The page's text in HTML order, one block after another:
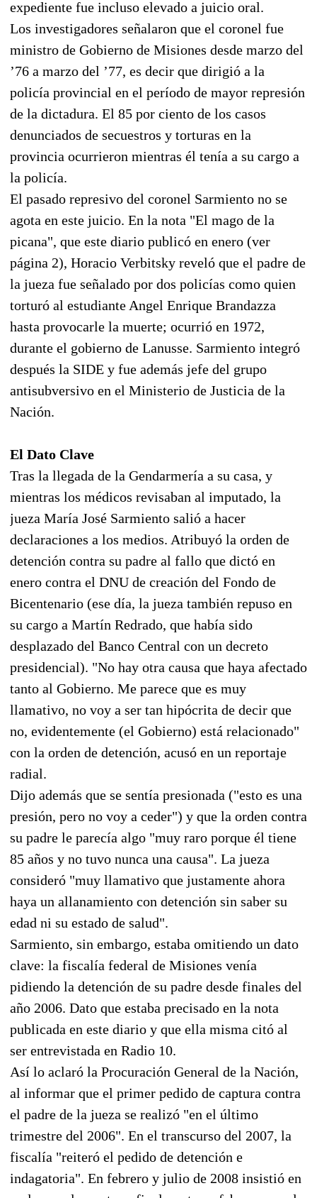
expediente fue incluso elevado a juicio oral.
Los investigadores señalaron que el coronel fue
ministro de Gobierno de Misiones desde marzo del
’76 a marzo del ’77, es decir que dirigió a la
policía provincial en el período de mayor represión
de la dictadura. El 85 por ciento de los casos
denunciados de secuestros y torturas en la
provincia ocurrieron mientras él tenía a su cargo a
la policía.
El pasado represivo del coronel Sarmiento no se
agota en este juicio. En la nota "El mago de la
picana", que este diario publicó en enero (ver
página 2), Horacio Verbitsky reveló que el padre de
la jueza fue señalado por dos policías como quien
torturó al estudiante Angel Enrique Brandazza
hasta provocarle la muerte; ocurrió en 1972,
durante el gobierno de Lanusse. Sarmiento integró
después la SIDE y fue además jefe del grupo
antisubversivo en el Ministerio de Justicia de la
Nación.
El Dato Clave
Tras la llegada de la Gendarmería a su casa, y
mientras los médicos revisaban al imputado, la
jueza María José Sarmiento salió a hacer
declaraciones a los medios. Atribuyó la orden de
detención contra su padre al fallo que dictó en
enero contra el DNU de creación del Fondo de
Bicentenario (ese día, la jueza también repuso en
su cargo a Martín Redrado, que había sido
desplazado del Banco Central con un decreto
presidencial). "No hay otra causa que haya afectado
tanto al Gobierno. Me parece que es muy
llamativo, no voy a ser tan hipócrita de decir que
no, evidentemente (el Gobierno) está relacionado"
con la orden de detención, acusó en un reportaje
radial.
Dijo además que se sentía presionada ("esto es una
presión, pero no voy a ceder") y que la orden contra
su padre le parecía algo "muy raro porque él tiene
85 años y no tuvo nunca una causa". La jueza
consideró "muy llamativo que justamente ahora
haya un allanamiento con detención sin saber su
edad ni su estado de salud".
Sarmiento, sin embargo, estaba omitiendo un dato
clave: la fiscalía federal de Misiones venía
pidiendo la detención de su padre desde finales del
año 2006. Dato que estaba precisado en la nota
publicada en este diario y que ella misma citó al
ser entrevistada en Radio 10.
Así lo aclaró la Procuración General de la Nación,
al informar que el primer pedido de captura contra
el padre de la jueza se realizó "en el último
trimestre del 2006". En el transcurso del 2007, la
fiscalía "reiteró el pedido de detención e
indagatoria". En febrero y julio de 2008 insistió en